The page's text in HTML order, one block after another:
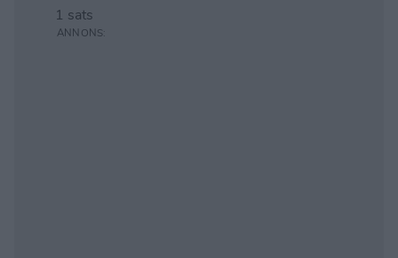
1 sats